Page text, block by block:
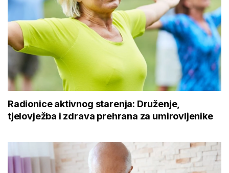
Radionice aktivnog starenja: Druženje,
tjelovježba i zdrava prehrana za umirovljenike